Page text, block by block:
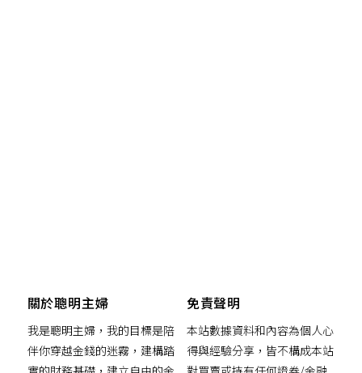
關於聰明主婦
我是聰明主婦，我的目標是陪
伴你穿越金錢的迷霧，建構踏
免責聲明
本站數據資料和內容為個人心
得與經驗分享，皆不構成本站